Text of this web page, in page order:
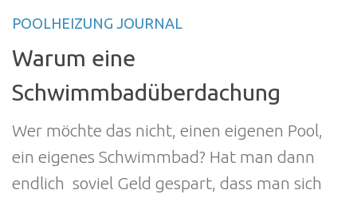
POOLHEIZUNG JOURNAL
Warum eine
Schwimmbadüberdachung
Wer möchte das nicht, einen eigenen Pool,
ein eigenes Schwimmbad? Hat man dann
endlich soviel Geld gespart, dass man sich